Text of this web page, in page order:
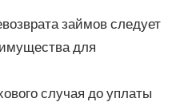
займов следует
для
случая до уплаты